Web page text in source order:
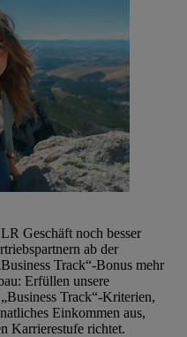
Geschäft noch besser
ab der
Track“-Bonus mehr
Erfüllen unsere
Track“-Kriterien,
Einkommen aus,
Karrierestufe richtet.